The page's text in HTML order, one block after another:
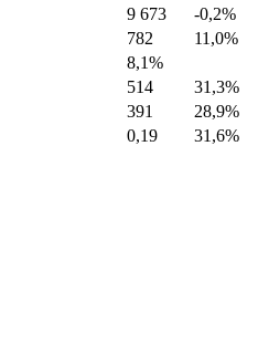
9 673
-0,2%
782
11,0%
8,1%
514
31,3%
391
28,9%
0,19 31,6%